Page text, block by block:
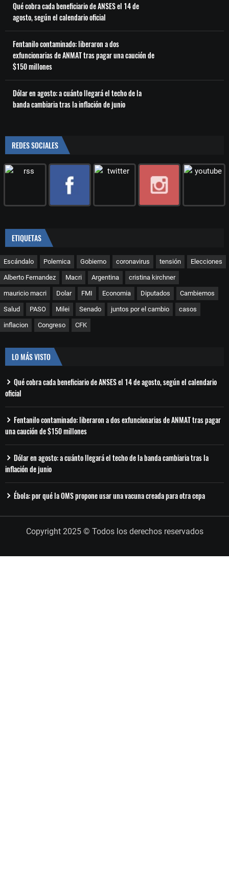
Qué cobra cada beneficiario de ANSES el 14 de
agosto, según el calendario oficial
Fentanilo contaminado: liberaron a dos
exfuncionarias de ANMAT tras pagar una caución de
$150 millones
Dólar en agosto: a cuánto llegará el techo de la
banda cambiaria tras la inflación de junio
REDES SOCIALES
ETIQUETAS
Escándalo Polemica Gobierno coronavirus tensión Elecciones
Alberto Fernandez Macri Argentina cristina kirchner
mauricio macri Dolar FMI Economia Diputados Cambiemos
Salud PASO Milei Senado juntos por el cambio casos
inflacion Congreso CFK
LO MÁS VISTO
Qué cobra cada beneficiario de ANSES el 14 de agosto, según el calendario
oficial
Fentanilo contaminado: liberaron a dos exfuncionarias de ANMAT tras pagar
una caución de $150 millones
Dólar en agosto: a cuánto llegará el techo de la banda cambiaria tras la
inflación de junio
Ébola: por qué la OMS propone usar una vacuna creada para otra cepa
Copyright 2025 © Todos los derechos reservados